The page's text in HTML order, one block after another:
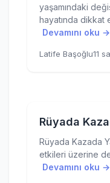
yaşamındaki
hayatında dikkat
Devamını oku →
Latife Başoğlu11
Rüyada
Rüyada Kazada
etkileri üzerine
Devamını oku →